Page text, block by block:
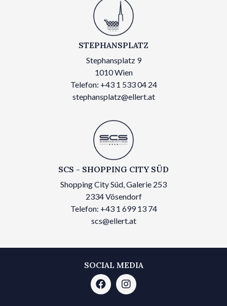
STEPHANSPLATZ
Stephansplatz 9
1010 Wien
Telefon: +43 1 533 04 24
stephansplatz@ellert.at
SCS - SHOPPING CITY SÜD
Shopping City Süd, Galerie 253
2334 Vösendorf
Telefon: +43 1 699 13 74
scs@ellert.at
SOCIAL MEDIA